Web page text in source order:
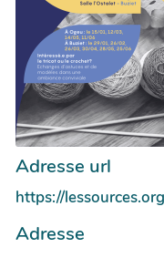
Adresse url
https://
Adresse